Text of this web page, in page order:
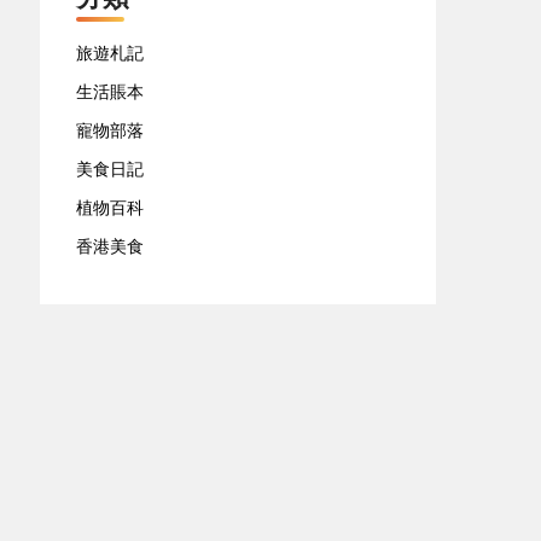
旅遊札記
生活賬本
寵物部落
美食日記
植物百科
香港美食